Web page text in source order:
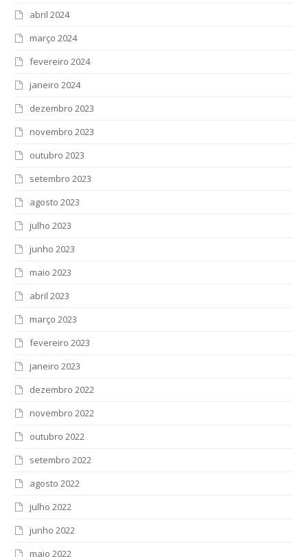
abril 2024
março 2024
fevereiro 2024
janeiro 2024
dezembro 2023
novembro 2023
outubro 2023
setembro 2023
agosto 2023
julho 2023
junho 2023
maio 2023
abril 2023
março 2023
fevereiro 2023
janeiro 2023
dezembro 2022
novembro 2022
outubro 2022
setembro 2022
agosto 2022
julho 2022
junho 2022
maio 2022